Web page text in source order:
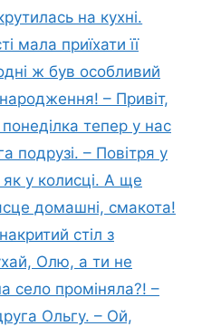
на кухні.
мала приїхати її
ж був особливий
– Привіт,
тепер у нас
подрузі. – Повітря у
у колисці. А ще
домашні, смакота!
стіл з
Олю, а ти не
село проміняла?! –
Ольгу. – Ой,